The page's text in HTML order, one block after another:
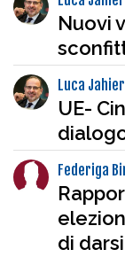
Nuovi
Luca Jahier
UE-
Federiga
di